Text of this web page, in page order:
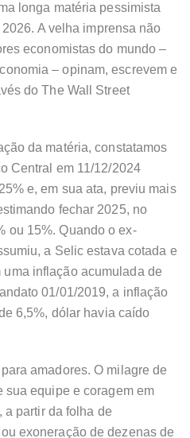
longa matéria pessimista
A velha imprensa não
economistas do mundo –
– opinam, escrevem e
do The Wall Street
da matéria, constatamos
Central em 11/12/2024
e, em sua ata, previu mais
fechar 2025, no
ou 15%. Quando o ex-
a Selic estava cotada e
inflação acumulada de
01/01/2019, a inflação
6,5%, dólar havia caído
amadores. O milagre de
sua equipe e coragem em
a partir da folha de
exoneração de dezenas de